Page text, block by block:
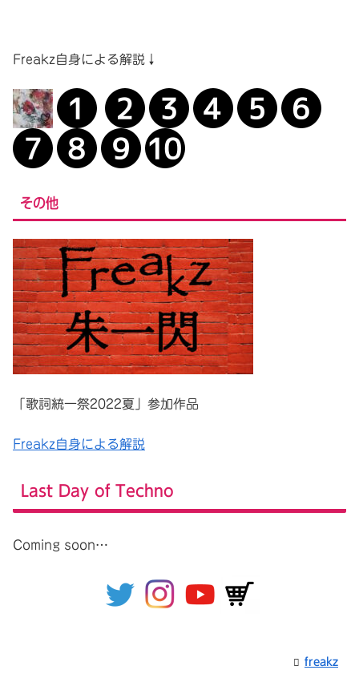
Freakz自身による解説↓
その他
「歌詞統一祭2022夏」参加作品
Freakz自身による解説
Last Day of Techno
Coming soon…
freakz